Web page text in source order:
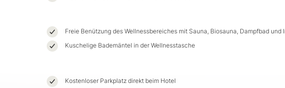
Freie Benützung des Wellnessbereiches mit Sauna, Biosauna, Dampfbad und
Kuschelige Bademäntel in der Wellnesstasche
Kostenloser Parkplatz direkt beim Hotel